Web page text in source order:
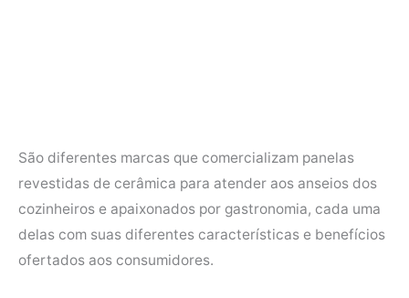
São diferentes marcas que comercializam panelas
revestidas de cerâmica para atender aos anseios dos
cozinheiros e apaixonados por gastronomia, cada uma
delas com suas diferentes características e benefícios
ofertados aos consumidores.